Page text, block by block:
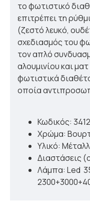
το φωτιστικό
επιτρέπει τη
(ζεστό λευκό,
σχεδιασμός του
τον απλό
αλουμινίου και
φωτιστικά
οποία
Κωδικός:
Χρώμα:
Υλικό:
Διαστάσεις
Λάμπα: Led